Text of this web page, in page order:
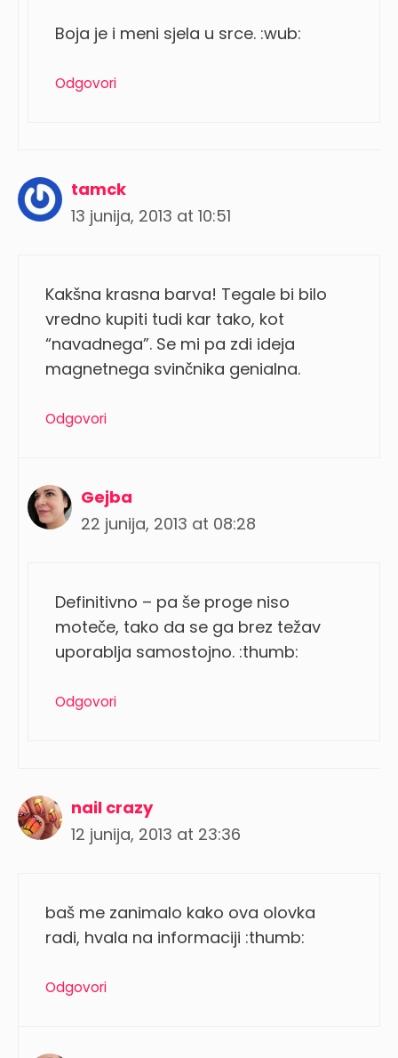
Boja je i meni sjela u srce. :wub:
Odgovori
tamck
13 junija, 2013 at 10:51
Kakšna krasna barva! Tegale bi bilo
vredno kupiti tudi kar tako, kot
“navadnega”. Se mi pa zdi ideja
magnetnega svinčnika genialna.
Odgovori
Gejba
22 junija, 2013 at 08:28
Definitivno – pa še proge niso
moteče, tako da se ga brez težav
uporablja samostojno. :thumb:
Odgovori
nail crazy
12 junija, 2013 at 23:36
baš me zanimalo kako ova olovka
radi, hvala na informaciji :thumb:
Odgovori